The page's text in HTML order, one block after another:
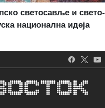
светосавље и свето-
национална идеја